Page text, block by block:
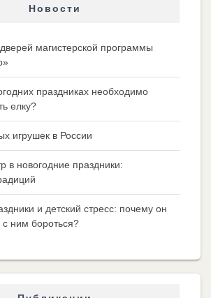
Новости
магистерской программы
праздниках необходимо
елку?
игрушек в России
в новогодние праздники:
и детский стресс: почему он
с ним бороться?